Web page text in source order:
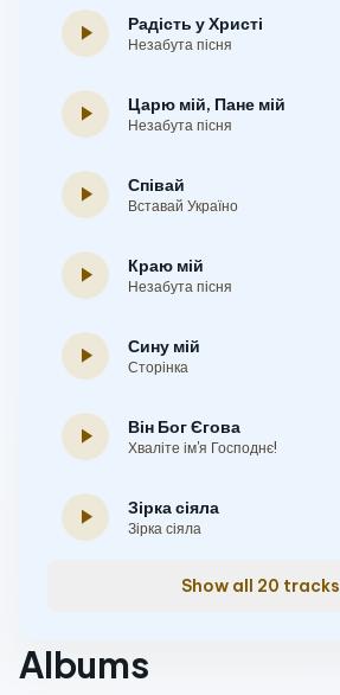
play_arrow Радість у Христі
Незабута пісня
play_arrow Царю мій, Пане мій
Незабута пісня
play_arrow Співай
Вставай Україно
play_arrow Краю мій
Незабута пісня
play_arrow Сину мій
Сторінка
play_arrow Він Бог Єгова
Хваліте ім'я Господнє!
play_arrow Зірка сіяла
Зірка сіяла
Show all 20 tracks
Albums